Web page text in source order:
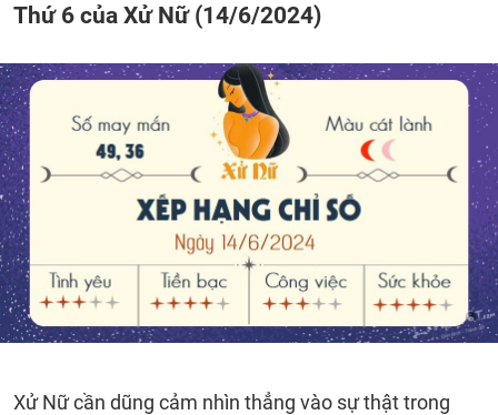
Thứ 6 của Xử Nữ (14/6/2024)
Xử Nữ cần dũng cảm nhìn thẳng vào sự thật trong